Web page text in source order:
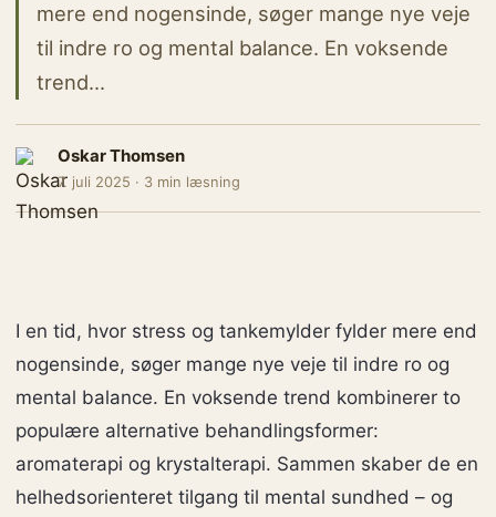
mere end nogensinde, søger mange nye veje
til indre ro og mental balance. En voksende
trend…
Oskar Thomsen
7. juli 2025 · 3 min læsning
I en tid, hvor stress og tankemylder fylder mere end
nogensinde, søger mange nye veje til indre ro og
mental balance. En voksende trend kombinerer to
populære alternative behandlingsformer:
aromaterapi og krystalterapi. Sammen skaber de en
helhedsorienteret tilgang til mental sundhed – og